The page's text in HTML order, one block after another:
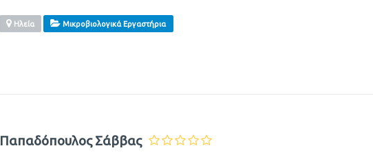
Ηλεία Μικροβιολογικά Εργαστήρια
Παπαδόπουλος Σάββας